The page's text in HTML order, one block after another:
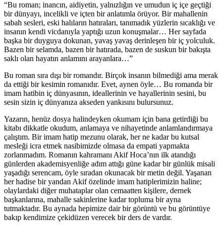
“Bu roman; inancın, aidiyetin, yalnızlığın ve umudun iç içe geçtiği
bir dünyayı, incelikli ve içten bir anlatımla örüyor. Bir mahallenin
sabah sesleri, eski halıların hatıraları, tanımadık yüzlerin sıcaklığı ve
insanın kendi vicdanıyla yaptığı uzun konuşmalar… Her sayfada
başka bir duyguya dokunan, yavaş yavaş derinleşen bir iç yolculuk.
Bazen bir selamda, bazen bir hatırada, bazen de suskun bir bakışta
saklı olan hayatın anlamını arayanlara…”
Bu roman sıra dışı bir romandır. Birçok insanın bilmediği ama merak
da ettiği bir kesimin romanıdır. Evet, aynen öyle… Bu romanda bir
imam hatibin iç dünyasının, ideallerinin ve hayallerinin sesini, bu
sesin sizin iç dünyanıza akseden yankısını bulursunuz.
Yazarın, henüz dosya halindeyken okumam için bana getirdiği bu
kitabı dikkatle okudum, anlamaya ve nihayetinde anlamlandırmaya
çalıştım. Bir imam hatip mezunu olarak, her ne kadar bu kutsal
mesleği icra etmek nasibimizde olmasa da empati yapmakta
zorlanmadım. Romanın kahramanı Akif Hoca’nın ilk atandığı
günlerden akademisyenliğe adım attığı güne kadar bir günlük misali
yaşadığı serencam, öyle sıradan okunacak bir metin değil. Yaşanan
her hadise bir yandan Akif özelinde imam hatiplerimizin haline;
olaylardaki diğer muhataplar olan cemaatten kişilere, dernek
başkanlarına, mahalle sakinlerine kadar topluma bir ayna
tutmaktadır. Bu aynada hepimize dair bir görüntü ve bu görüntüye
bakıp kendimize çekidüzen verecek bir ders de vardır.